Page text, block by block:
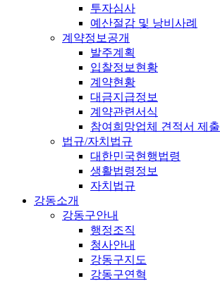
투자심사
예산절감 및 낭비사례
계약정보공개
발주계획
입찰정보현황
계약현황
대금지급정보
계약관련서식
참여희망업체 견적서 제출
법규/자치법규
대한민국현행법령
생활법령정보
자치법규
강동소개
강동구안내
행정조직
청사안내
강동구지도
강동구연혁